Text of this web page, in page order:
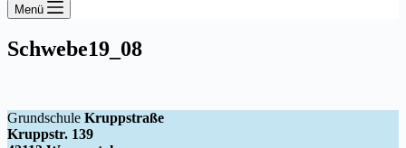
Menü
Schwebe19_08
Grundschule Kruppstraße
Kruppstr. 139